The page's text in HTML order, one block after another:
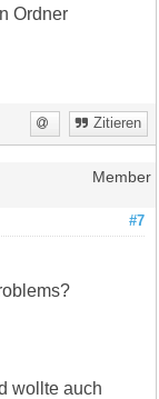
Ordner
Zitieren
Member
#7
wollte auch